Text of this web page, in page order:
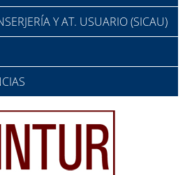
Y AT. USUARIO (SICAU)